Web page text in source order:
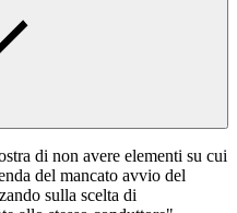
di non avere elementi su cui
del mancato avvio del
sulla scelta di